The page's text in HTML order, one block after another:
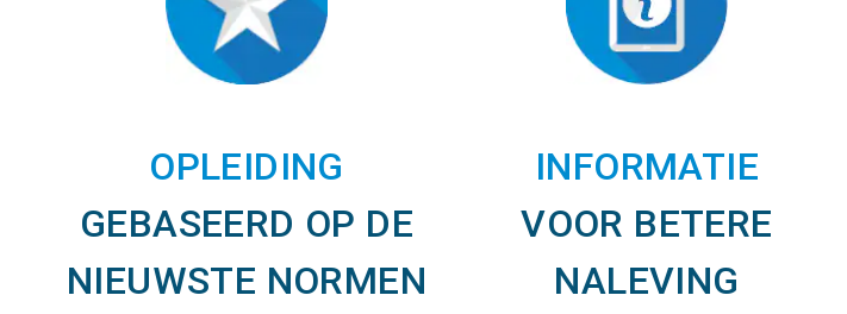
OPLEIDING
GEBASEERD OP DE
NIEUWSTE NORMEN
INFORMATIE
VOOR BETERE
NALEVING